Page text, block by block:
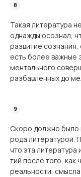
Такая литература
однажды осознал,
развитие
есть более важные
ментального
разбавленных до
Скоро должно было
рода литературой.
что эта
тий после того, как
реальности,